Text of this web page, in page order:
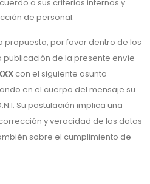
a sus criterios internos y
de personal.
propuesta, por favor dentro de los
publicación de la presente envíe
con el siguiente asunto
en el cuerpo del mensaje su
Su postulación implica una
y veracidad de los datos
sobre el cumplimiento de